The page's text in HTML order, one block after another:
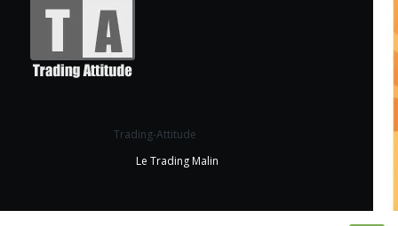
Trading-Attitude
Le Trading Malin